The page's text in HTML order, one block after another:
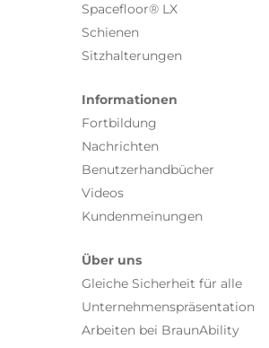
Spacefloor® LX
Schienen
Sitzhalterungen
Informationen
Fortbildung
Nachrichten
Benutzerhandbücher
Videos
Kundenmeinungen
Über uns
Gleiche Sicherheit für alle
Unternehmenspräsentation
Arbeiten bei BraunAbility